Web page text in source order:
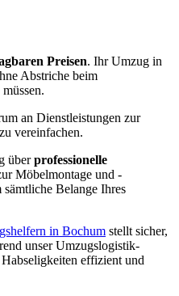
Preisen. Ihr Umzug in
Abstriche beim
an Dienstleistungen zur
vereinfachen.
überprofessionelle
Möbelmontage und -
Belange Ihres
in Bochum stellt sicher,
unser Umzugslogistik-
effizient und